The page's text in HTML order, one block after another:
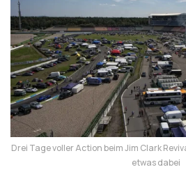
Drei Tage voller Action beim Jim Clark
etwas dabei